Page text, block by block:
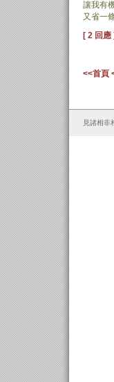
讓我有
又省一
[ 2 回應 ]
<<首頁
見諸相